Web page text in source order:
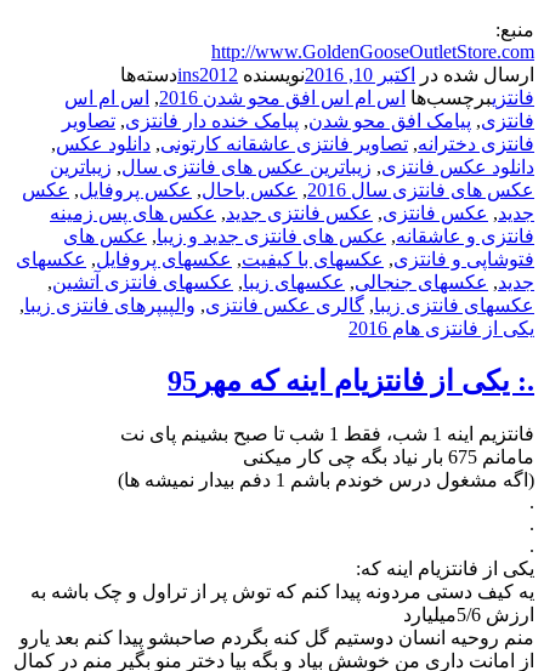
منبع:
http://www.GoldenGooseOutletStore.com
ارسال شده در
اکتبر 10, 2016 نویسنده ins2012دسته‌ها
فانتزیبرچسب‌ها اس ام اس افق محو شدن 2016 , اس ام اس
فانتزی, پیامک افق محو شدن, پیامک خنده دار فانتزی, تصاویر
فانتزی دخترانه, تصاویر فانتزی عاشقانه کارتونی, دانلود عکس,
دانلود عکس فانتزی, زیباترین عکس های فانتزی سال, زیباترین
عکس های فانتزی سال 2016
, عکس باحال, عکس پروفایل, عکس
جدید, عکس فانتزی, عکس فانتزی جدید, عکس های پس زمینه
فانتزی و عاشقانه, عکس های فانتزی جدید و زیبا, عکس های
فتوشاپی و فانتزی, عکسهای با کیفیت, عکسهای پروفایل, عکسهای
جدید, عکسهای جنجالی, عکسهای زیبا, عکسهای فانتزی آتشین,
عکسهای فانتزی زیبا, گالری عکس فانتزی, والپیپرهای فانتزی زیبا,
یکی از فانتزی هام 2016
.: یکی‌ از فانتزیام اینه که مهر95
فانتزیم اینه 1 شب، فقط 1 شب تا صبح بشینم پای نت
مامانم 675 بار نیاد بگه چی کار میکنی
(اگه مشغول درس خوندم باشم 1 دفم بیدار نمیشه ها)
.
.
.
یکی از فانتزیام اینه که:
یه کیف دستی مردونه پیدا کنم که توش پر از تراول و چک باشه به
ارزش 5/6میلیارد
منم روحیه انسان دوستیم گل کنه بگردم صاحبشو پیدا کنم بعد یارو
از امانت داری من خوشش بیاد و بگه بیا دختر منو بگیر منم در کمال